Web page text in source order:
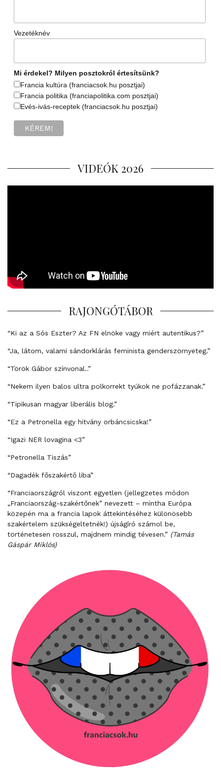
Vezetéknév
Mi érdekel? Milyen posztokról értesítsünk?
Francia kultúra (franciacsok.hu posztjai)
Francia politika (franciapolitika.com posztjai)
Evés-ivás-receptek (franciacsok.hu posztjai)
VIDEÓK 2026
RAJONGÓTÁBOR
“Ki az a Sós Eszter? Az FN elnöke vagy miért autentikus?”
“Ja, látom, valami sándorklárás feminista genderszörnyeteg.”
“Török Gábor színvonal..”
“Nekem ilyen balos ultra polkorrekt tyúkok ne pofázzanak.”
“Tipikusan magyar liberális blog.”
“Ez a Petronella egy hitvány orbáncsicska!”
“Igazi NER lovagina <3”
“Petronella Tiszás”
“Dagadék főszakértő liba”
“Franciaországról viszont egyetlen (jellegzetes módon
„Franciaország-szakértőnek” nevezett – mintha Európa
közepén ma a francia lapok áttekintéséhez különösebb
szakértelem szükségeltetnék!) újságíró számol be,
történetesen rosszul, majdnem mindig tévesen.” (Tamás
Gáspár Miklós)